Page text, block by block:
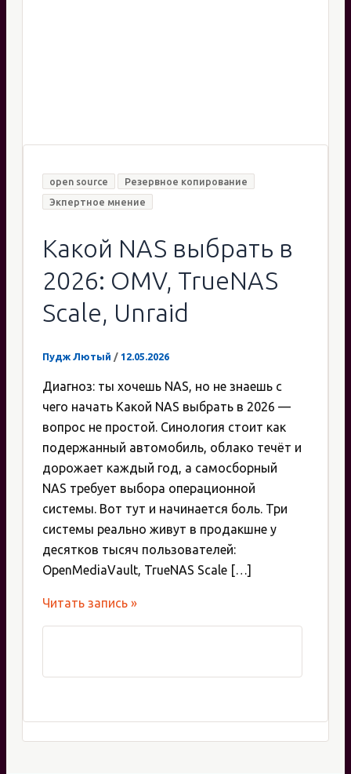
open source
Резервное копирование
Экпертное мнение
Какой NAS выбрать в
2026: OMV, TrueNAS
Scale, Unraid
Пудж Лютый / 12.05.2026
Диагноз: ты хочешь NAS, но не знаешь с
чего начать Какой NAS выбрать в 2026 —
вопрос не простой. Синология стоит как
подержанный автомобиль, облако течёт и
дорожает каждый год, а самосборный
NAS требует выбора операционной
системы. Вот тут и начинается боль. Три
системы реально живут в продакшне у
десятков тысяч пользователей:
OpenMediaVault, TrueNAS Scale […]
Какой
TrueNAS
Scale,
Читать запись »